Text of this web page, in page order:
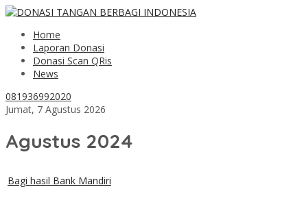
Home
Laporan Donasi
Donasi Scan QRis
News
081936992020
Jumat, 7 Agustus 2026
Agustus 2024
Bagi hasil Bank Mandiri